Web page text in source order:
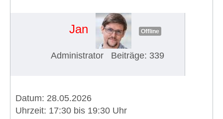
Jan Offline
Administrator Beiträge: 339
Datum: 28.05.2026
Uhrzeit: 17:30 bis 19:30 Uhr